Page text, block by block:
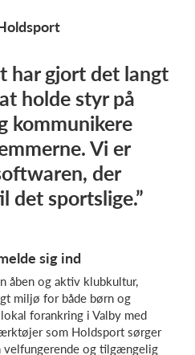
har gjort det langt
holde styr på
kommunikere
Vi er
der
det sportslige.”
sig ind
åben og aktiv klubkultur,
miljø for både børn og
forankring i Valby med
som Holdsport sørger
velfungerende og tilgængelig